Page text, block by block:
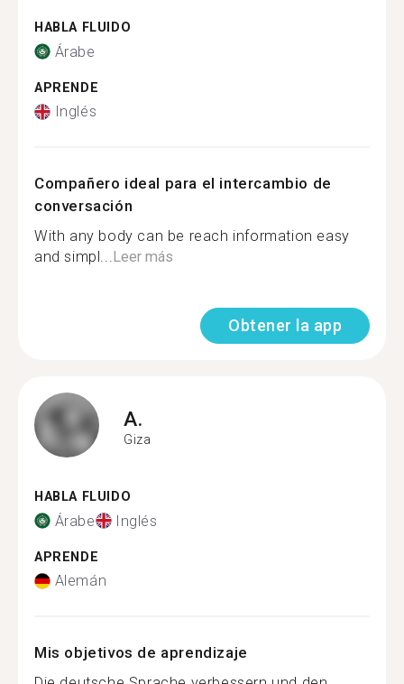
HABLA FLUIDO
Árabe
APRENDE
Inglés
Compañero ideal para el intercambio de
conversación
With any body can be reach information easy
and simpl...Leer más
Obtener la app
A.
Giza
HABLA FLUIDO
Árabe Inglés
APRENDE
Alemán
Mis objetivos de aprendizaje